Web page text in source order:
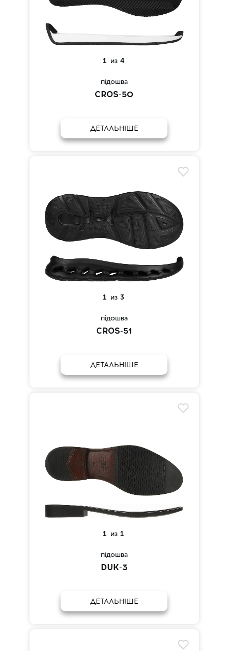
1 из 4
підошва
CROS-50
ДЕТАЛЬНІШЕ
1 из 3
підошва
CROS-51
ДЕТАЛЬНІШЕ
1 из 1
підошва
DUK-3
ДЕТАЛЬНІШЕ